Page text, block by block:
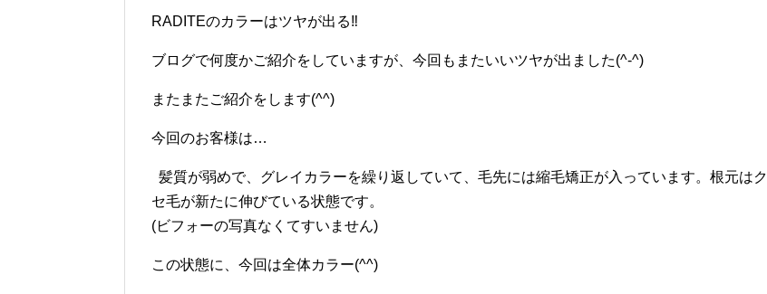
RADITEのカラーはツヤが出る‼︎
ブログで何度かご紹介をしていますが、今回もまたいいツヤが出ました(^-^)
またまたご紹介をします(^^)
今回のお客様は…
髪質が弱めで、グレイカラーを繰り返していて、毛先には縮毛矯正が入っています。根元はク
セ毛が新たに伸びている状態です。
(ビフォーの写真なくてすいません)
この状態に、今回は全体カラー(^^)